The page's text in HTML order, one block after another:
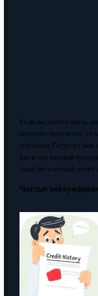
Если вы хотите знать,
историю бесплатно, то
порталом Госуслуг
раз в год каждый
один бесплатный отчёт
Частые